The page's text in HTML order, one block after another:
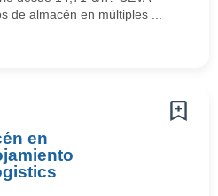
de almacén en múltiples ...
en